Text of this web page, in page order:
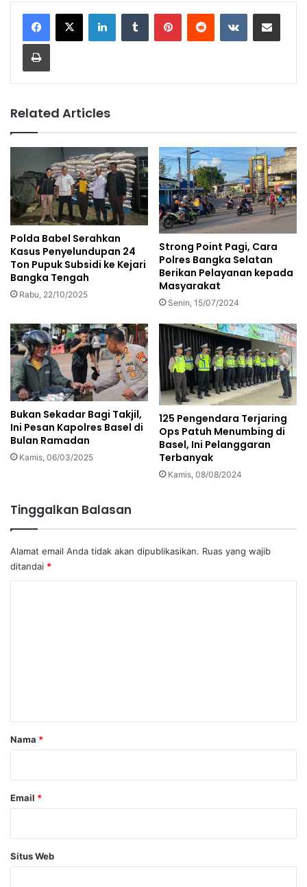
LinkedInTumblr PinterestReddit VKontakteShare via Email
Print
Related Articles
Polda Babel Serahkan
Kasus Penyelundupan 24
Ton Pupuk Subsidi ke Kejari
Bangka Tengah
Rabu, 22/10/2025
Strong Point Pagi, Cara
Polres Bangka Selatan
Berikan Pelayanan kepada
Masyarakat
Senin, 15/07/2024
Bukan Sekadar Bagi Takjil,
Ini Pesan Kapolres Basel di
Bulan Ramadan
Kamis, 06/03/2025
125 Pengendara Terjaring
Ops Patuh Menumbing di
Basel, Ini Pelanggaran
Terbanyak
Kamis, 08/08/2024
Tinggalkan Balasan
Alamat email Anda tidak akan dipublikasikan. Ruas yang wajib
ditandai *
r
Nama *
Email *
Situs Web